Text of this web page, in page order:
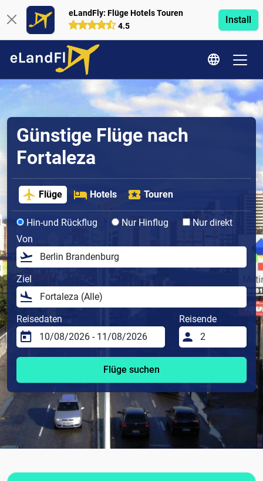
eLandFly: Flüge Hotels Touren
4.5
Install
Günstige Flüge nach
Fortaleza
Flüge Hotels Touren
Hin-und Rückflug Nur Hinflug
Nur direkt
Von
Ziel
Reisedaten Reisende
Flüge suchen